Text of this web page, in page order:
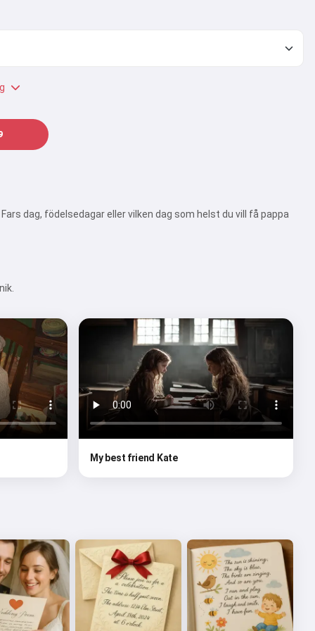
dag, födelsedagar eller vilken dag som helst du vill få pappa
My best friend Kate